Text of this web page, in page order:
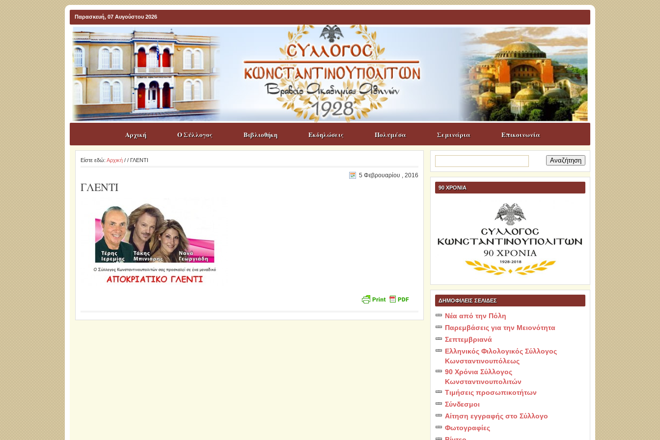
Παρασκευή, 07 Αυγούστου 2026
Αρχική Ο Σύλλογος Βιβλιοθήκη Εκδηλώσεις Πολυμέσα Σεμινάρια Επικοινωνία
Είστε εδώ: Αρχική/ / ΓΛΕΝΤΙ
5 Φεβρουαρίου , 2016
ΓΛΕΝΤΙ
για:
90 ΧΡΟΝΙΑ
ΔΗΜΟΦΙΛΕΙΣ ΣΕΛΙΔΕΣ
Νέα από την Πόλη
Παρεμβάσεις για την Μειονότητα
Σεπτεμβριανά
Ελληνικός Φιλολογικός Σύλλογος
Κωνσταντινουπόλεως
90 Χρόνια Σύλλογος
Κωνσταντινουπολιτών
Τιμήσεις προσωπικοτήτων
Σύνδεσμοι
Αίτηση εγγραφής στο Σύλλογο
Φωτογραφίες